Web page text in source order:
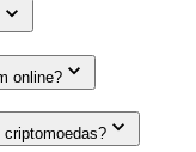
online?